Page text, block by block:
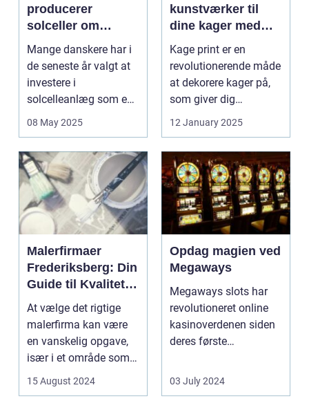
producerer
solceller om
vinteren?
Mange danskere har i
de seneste år valgt at
investere i
solcelleanlæg som en
bæred...
08 May 2025
kunstværker til
dine kager med
kage print
Kage print er en
revolutionerende måde
at dekorere kager på,
som giver dig
mulighed for ...
12 January 2025
Malerfirmaer
Frederiksberg: Din
Guide til Kvalitet
og Service
At vælge det rigtige
malerfirma kan være
en vanskelig opgave,
især i et område som
Frederiksberg, hv...
15 August 2024
Opdag magien ved
Megaways
Megaways slots har
revolutioneret online
kasinoverdenen siden
deres første
spillea...
03 July 2024